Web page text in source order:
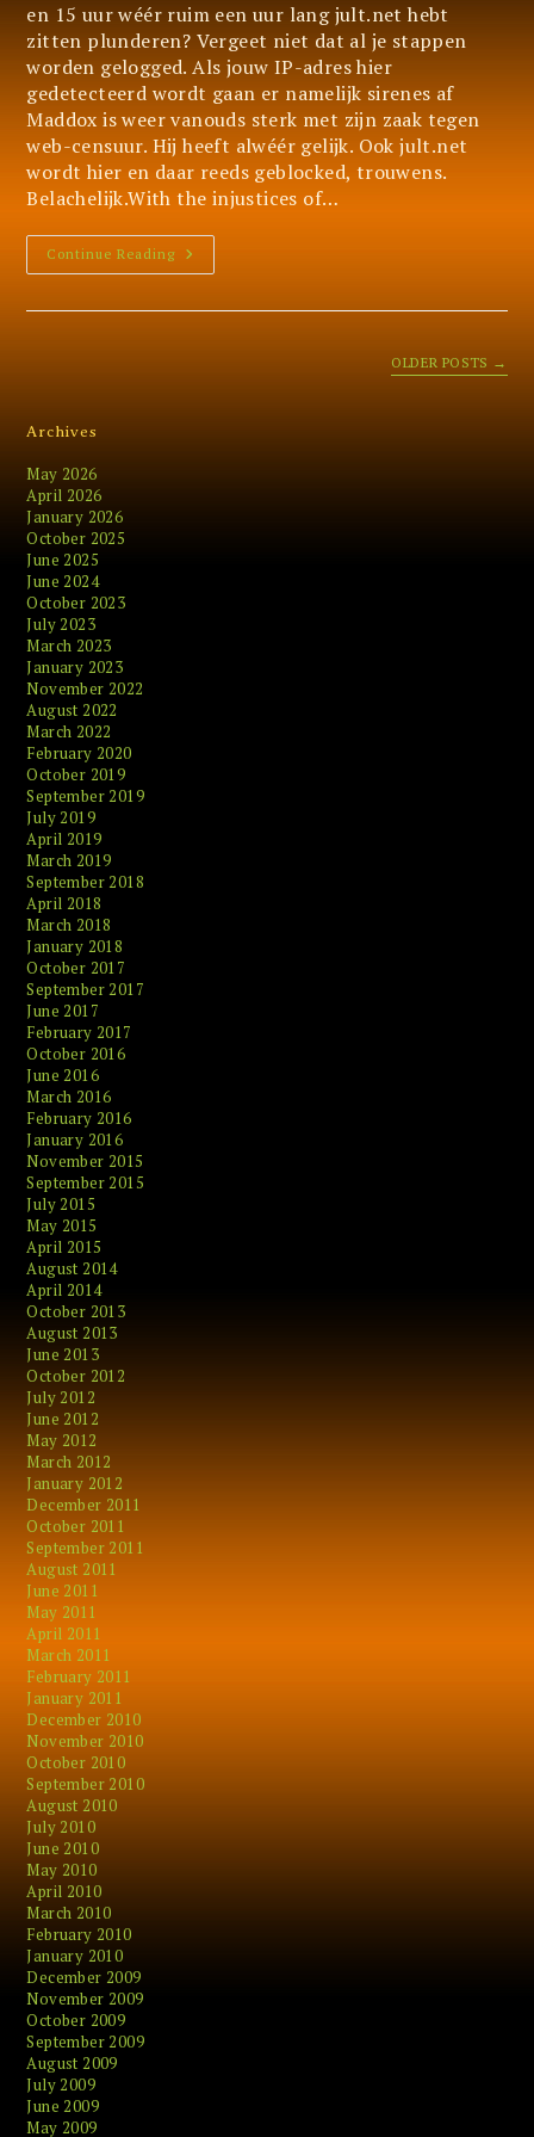
en 15 uur wéér ruim een uur lang jult.net hebt
zitten plunderen? Vergeet niet dat al je stappen
worden gelogged. Als jouw IP-adres hier
gedetecteerd wordt gaan er namelijk sirenes af
Maddox is weer vanouds sterk met zijn zaak tegen
web-censuur. Hij heeft alwéér gelijk. Ook jult.net
wordt hier en daar reeds geblocked, trouwens.
Belachelijk.With the injustices of…
Continue ReadingUw
Titel
Ja
OLDER POSTS →
Archives
May 2026
April 2026
January 2026
October 2025
June 2025
June 2024
October 2023
July 2023
March 2023
January 2023
November 2022
August 2022
March 2022
February 2020
October 2019
September 2019
July 2019
April 2019
March 2019
September 2018
April 2018
March 2018
January 2018
October 2017
September 2017
June 2017
February 2017
October 2016
June 2016
March 2016
February 2016
January 2016
November 2015
September 2015
July 2015
May 2015
April 2015
August 2014
April 2014
October 2013
August 2013
June 2013
October 2012
July 2012
June 2012
May 2012
March 2012
January 2012
December 2011
October 2011
September 2011
August 2011
June 2011
May 2011
April 2011
March 2011
February 2011
January 2011
December 2010
November 2010
October 2010
September 2010
August 2010
July 2010
June 2010
May 2010
April 2010
March 2010
February 2010
January 2010
December 2009
November 2009
October 2009
September 2009
August 2009
July 2009
June 2009
May 2009